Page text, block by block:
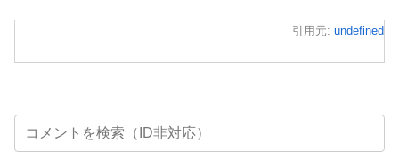
引用元: undefined